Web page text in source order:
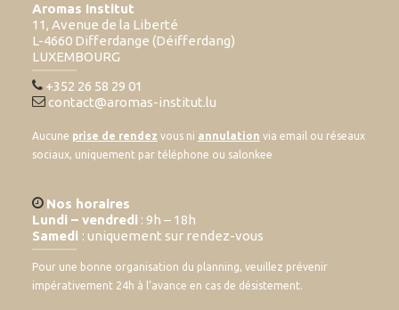
Aromas Institut
11, Avenue de la Liberté
L-4660 Differdange (Déifferdang)
LUXEMBOURG
+352 26 58 29 01
contact@aromas-institut.lu
Aucune prise de rendez vous ni annulation via email ou réseaux
sociaux, uniquement par téléphone ou salonkee
Nos horaires
Lundi – vendredi : 9h – 18h
Samedi : uniquement sur rendez-vous
Pour une bonne organisation du planning, veuillez prévenir
impérativement 24h à l’avance en cas de désistement.